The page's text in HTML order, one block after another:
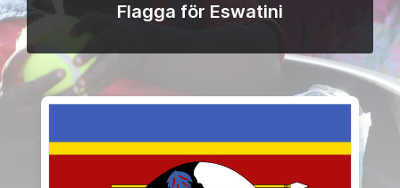
Flagga för Eswatini